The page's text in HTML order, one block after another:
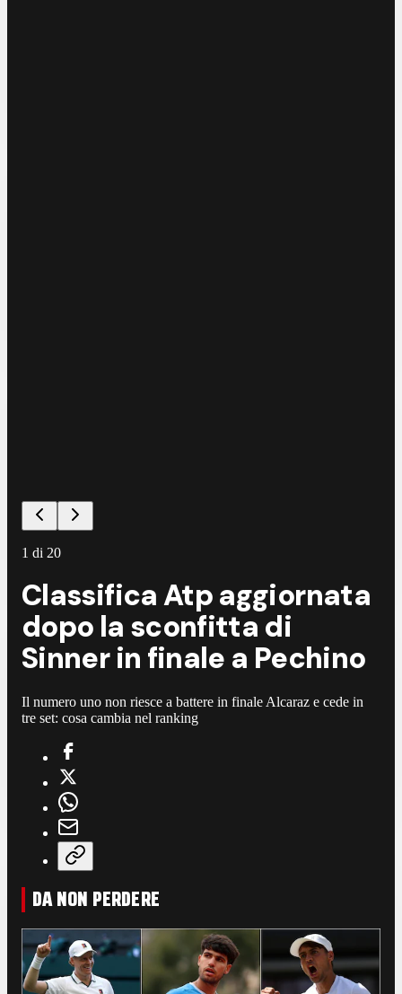
1 di 20
Classifica Atp aggiornata
dopo la sconfitta di
Sinner in finale a Pechino
Il numero uno non riesce a battere in finale Alcaraz e cede in
tre set: cosa cambia nel ranking
DA NON PERDERE